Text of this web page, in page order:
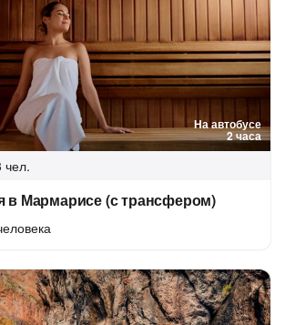
На автобусе
2 часа
чел.
в Мармарисе (с трансфером)